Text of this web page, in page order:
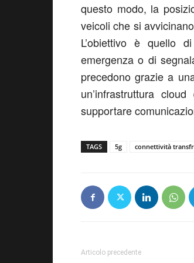
questo modo, la
veicoli che si
L’obiettivo è quello
emergenza o di
precedono grazie a
un’infrastruttura
supportare
TAGS 5g connettività
Articolo precedente